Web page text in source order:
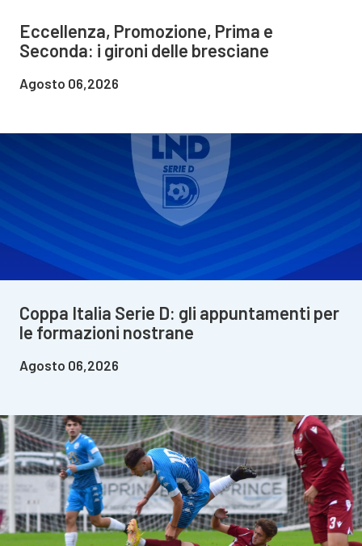
Eccellenza, Promozione, Prima e
Seconda: i gironi delle bresciane
Agosto 06,2026
Coppa Italia Serie D: gli appuntamenti per
le formazioni nostrane
Agosto 06,2026